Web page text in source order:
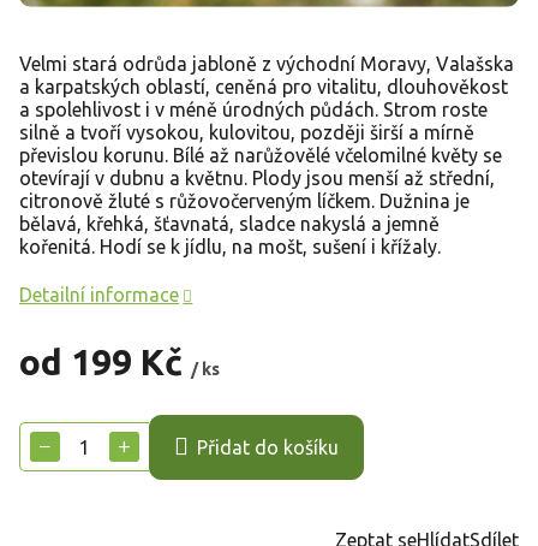
od 199 Kč / ks
cena:
+
− Přidat do košíku
Velmi stará odrůda jabloně z východní Moravy, Valašska
a karpatských oblastí, ceněná pro vitalitu, dlouhověkost
a spolehlivost i v méně úrodných půdách. Strom roste
silně a tvoří vysokou, kulovitou, později širší a mírně
převislou korunu. Bílé až narůžovělé včelomilné květy se
otevírají v dubnu a květnu. Plody jsou menší až střední,
citronově žluté s růžovočerveným líčkem. Dužnina je
bělavá, křehká, šťavnatá, sladce nakyslá a jemně
kořenitá. Hodí se k jídlu, na mošt, sušení i křížaly.
Detailní informace
Zeptat seHlídatSdílet